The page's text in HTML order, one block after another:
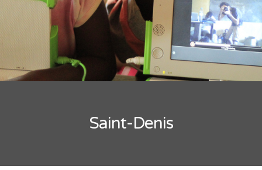
Saint-Denis